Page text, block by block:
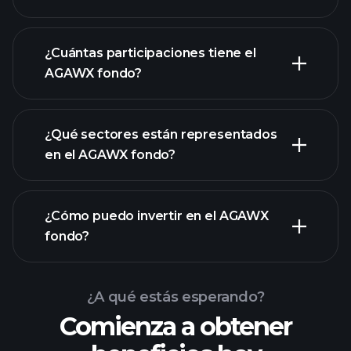
participaciones
participaciones
¿Cuántas participaciones tiene el
AGAWX fondo?
participaciones
¿Qué sectores están representados
en el AGAWX fondo?
¿Cómo puedo invertir en el AGAWX
fondo?
¿A qué estás esperando?
Comienza a obtener